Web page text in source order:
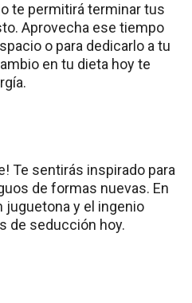
te permitirá terminar tus
Aprovecha ese tiempo
o para dedicarlo a tu
en tu dieta hoy te
Te sentirás inspirado para
de formas nuevas. En
juguetona y el ingenio
de seducción hoy.